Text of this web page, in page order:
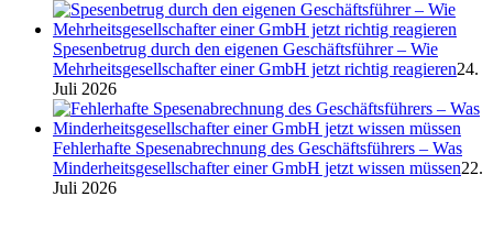
Spesenbetrug durch den eigenen Geschäftsführer – Wie
Mehrheitsgesellschafter einer GmbH jetzt richtig reagieren24.
Juli 2026
Fehlerhafte Spesenabrechnung des Geschäftsführers – Was
Minderheitsgesellschafter einer GmbH jetzt wissen müssen22.
Juli 2026